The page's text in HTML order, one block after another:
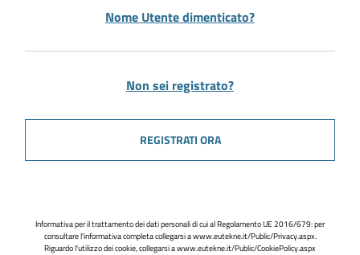
Nome Utente dimenticato?
Non sei registrato?
REGISTRATI ORA
Informativa per il trattamento dei dati personali di cui al Regolamento UE 2016/679: per
consultare l'informativa completa collegarsi awww.eutekne.it/Public/Privacy.aspx.
Riguardo l'utilizzo dei cookie, collegarsi awww.eutekne.it/Public/CookiePolicy.aspx